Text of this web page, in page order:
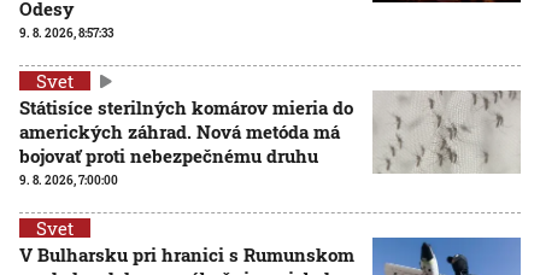
Odesy
9. 8. 2026, 8:57:33
Svet
Státisíce sterilných komárov mieria do
amerických záhrad. Nová metóda má
bojovať proti nebezpečnému druhu
9. 8. 2026, 7:00:00
Svet
V Bulharsku pri hranici s Rumunskom